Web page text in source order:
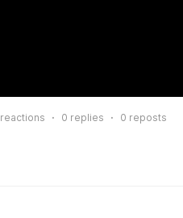
reactions 0 replies 0 reposts